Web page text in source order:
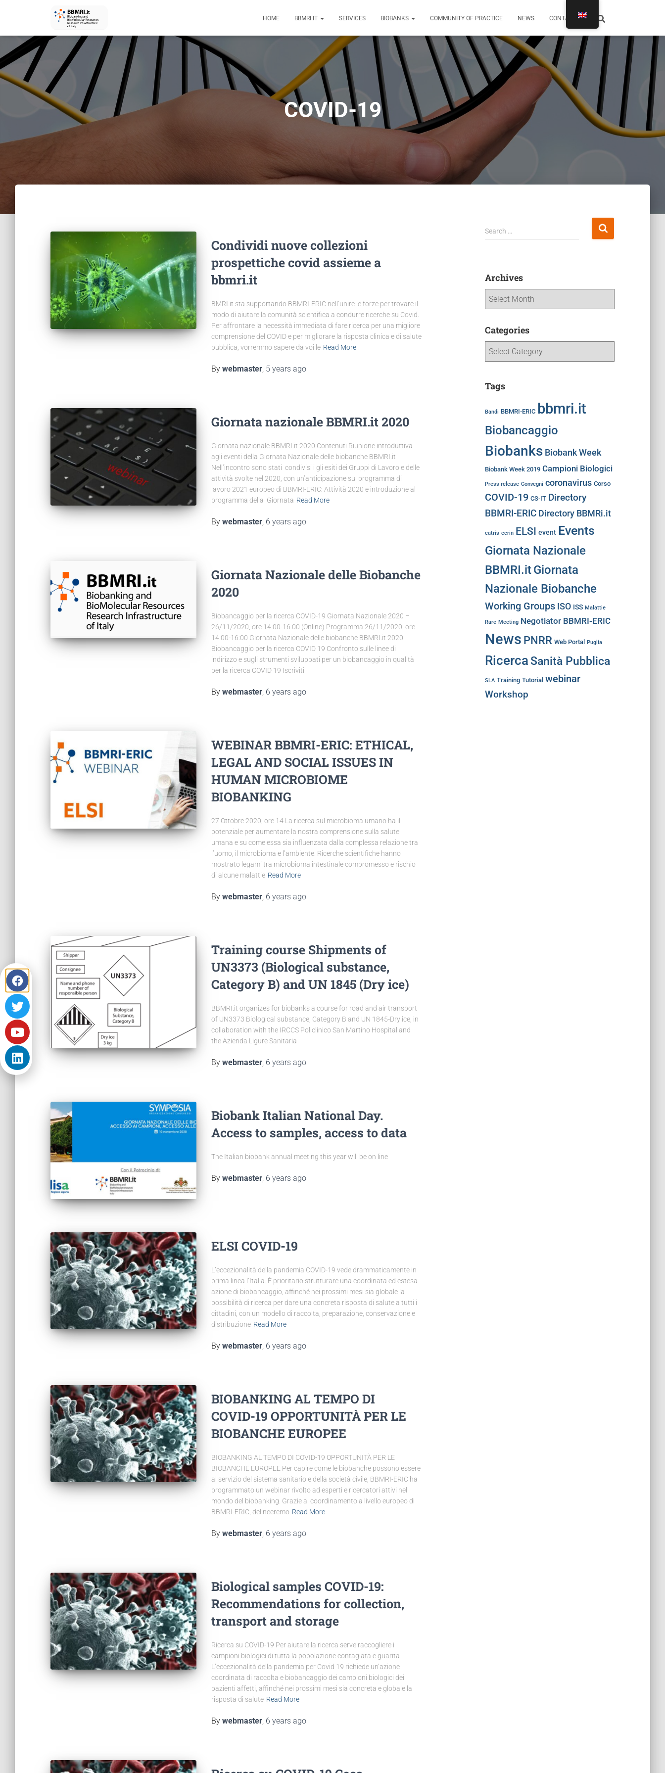
HOME BBMRI.IT SERVICES BIOBANKS COMMUNITY OF PRACTICE NEWS CONTACTS
COVID-19
Condividi nuove collezioni
prospettiche covid assieme a
bbmri.it
BMRI.it sta supportando BBMRI-ERIC nell’unire le forze per trovare il
modo di aiutare la comunità scientifica a condurre ricerche su Covid.
Per affrontare la necessità immediata di fare ricerca per una migliore
comprensione del COVID e per migliorare la risposta clinica e di salute
pubblica, vorremmo sapere da voi le Read More
By webmaster, 5 years ago
Giornata nazionale BBMRI.it 2020
Giornata nazionale BBMRI.it 2020 Contenuti Riunione introduttiva
agli eventi della Giornata Nazionale delle biobanche BBMRI.it
Nell’incontro sono stati condivisi i gli esiti dei Gruppi di Lavoro e delle
attività svolte nel 2020, con un’anticipazione sul programma di
lavoro 2021 europeo di BBMRI-ERIC: Attività 2020 e introduzione al
programma della Giornata Read More
By webmaster, 6 years ago
Giornata Nazionale delle Biobanche
2020
Biobancaggio per la ricerca COVID-19 Giornata Nazionale 2020 –
26/11/2020, ore 14:00-16:00 (Online) Programma 26/11/2020, ore
14:00-16:00 Giornata Nazionale delle biobanche BBMRI.it 2020
Biobancaggio per la ricerca COVID 19 Confronto sulle linee di
indirizzo e sugli strumenti sviluppati per un biobancaggio in qualità
per la ricerca COVID 19 Iscriviti
By webmaster, 6 years ago
WEBINAR BBMRI-ERIC: ETHICAL,
LEGAL AND SOCIAL ISSUES IN
HUMAN MICROBIOME
BIOBANKING
27 Ottobre 2020, ore 14 La ricerca sul microbioma umano ha il
potenziale per aumentare la nostra comprensione sulla salute
umana e su come essa sia influenzata dalla complessa relazione tra
l’uomo, il microbioma e l’ambiente. Ricerche scientifiche hanno
mostrato legami tra microbioma intestinale compromesso e rischio
di alcune malattie Read More
By webmaster, 6 years ago
Training course Shipments of
UN3373 (Biological substance,
Category B) and UN 1845 (Dry ice)
BBMRI.it organizes for biobanks a course for road and air transport
of UN3373 Biological substance, Category B and UN 1845-Dry ice, in
collaboration with the IRCCS Policlinico San Martino Hospital and
the Azienda Ligure Sanitaria
By webmaster, 6 years ago
Biobank Italian National Day.
Access to samples, access to data
The Italian biobank annual meeting this year will be on line
By webmaster, 6 years ago
ELSI COVID-19
L’eccezionalità della pandemia COVID-19 vede drammaticamente in
prima linea l’Italia. È prioritario strutturare una coordinata ed estesa
azione di biobancaggio, affinché nei prossimi mesi sia globale la
possibilità di ricerca per dare una concreta risposta di salute a tutti i
cittadini, con un modello di raccolta, preparazione, conservazione e
distribuzione Read More
By webmaster 6 years ago
BIOBANKING AL TEMPO DI
COVID-19 OPPORTUNITÀ PER LE
BIOBANCHE EUROPEE
BIOBANKING AL TEMPO DI COVID-19 OPPORTUNITÀ PER LE
BIOBANCHE EUROPEE Per capire come le biobanche possono essere
al servizio del sistema sanitario e della società civile, BBMRI-ERIC ha
programmato un webinar rivolto ad esperti e ricercatori attivi nel
mondo del biobanking. Grazie al coordinamento a livello europeo di
BBMRI-ERIC, delineeremo Read More
By webmaster 6 years ago
Biological samples COVID-19:
Recommendations for collection,
transport and storage
Ricerca su COVID-19 Per aiutare la ricerca serve raccogliere i
campioni biologici di tutta la popolazione contagiata e guarita
L’eccezionalità della pandemia per Covid 19 richiede un’azione
coordinata di raccolta e biobancaggio dei campioni biologici dei
pazienti affetti, affinché nei prossimi mesi sia concreta e globale la
risposta di salute Read More
By webmaster 6 years ago
Search …
Archives
Categories
Tags
Bandi BBMRI-ERIC bbmri.it
Biobancaggio
Biobanks Biobank Week
Biobank Week 2019 Campioni Biologici
Press release Convegni coronavirus Corso
COVID-19 CS-IT Directory
BBMRI-ERIC Directory BBMRi.it
eatris ecrin ELSI event Events
Giornata Nazionale
BBMRI.itGiornata
Nazionale Biobanche
Working Groups ISO ISS Malattie
Rare Meeting Negotiator BBMRI-ERIC
News PNRR Web Portal Puglia
Ricerca Sanità Pubblica
SLA Training Tutorial webinar
Workshop